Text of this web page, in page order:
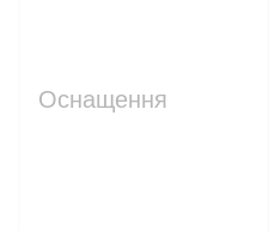
Оснащення